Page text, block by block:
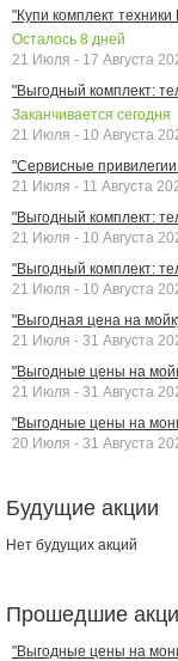
"Купи комплект
Осталось 8 дней
21 Июля - 17 Августа
"Выгодный комплект:
Заканчивается сегодня
21 Июля - 10 Августа
"Сервисные
21 Июля - 11 Августа
"Выгодный комплект:
21 Июля - 10 Августа
"Выгодный комплект:
21 Июля - 10 Августа
"Выгодная цена на
21 Июля - 31 Августа
"Выгодные цены на
21 Июля - 31 Августа
"Выгодные цены на
20 Июля - 31 Августа
Будущие акции
Нет будущих акций
Прошедшие
"Выгодные цены на